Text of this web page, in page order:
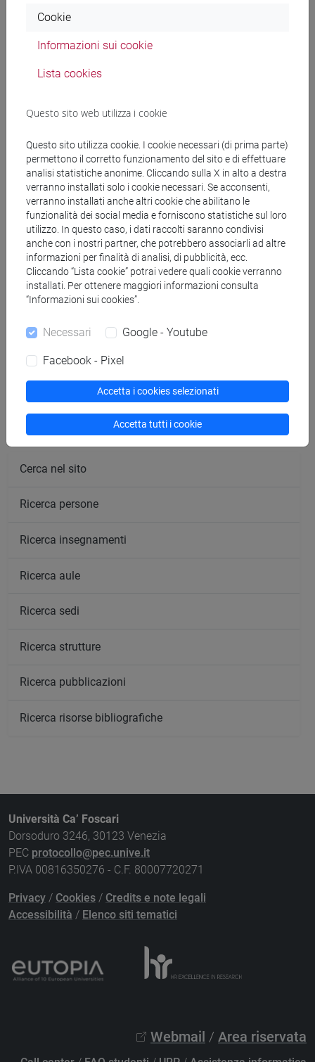
Docenti e corsi di laurea
Programma
Copia questo URL per importare gli orari nel tuo Google
Calendar:
https://www.unive.it/data/ajax/Didattica/generaics?
cache=-1&afid=577911
Orario settimanale
Calendario lezioni
Cerca nel sito
Ricerca persone
Ricerca insegnamenti
Ricerca aule
Ricerca sedi
Ricerca strutture
Ricerca pubblicazioni
Ricerca risorse bibliografiche
Università Ca’ Foscari
Dorsoduro 3246, 30123 Venezia
PEC protocollo@pec.unive.it
P.IVA 00816350276 - C.F. 80007720271
Privacy / Cookies / Credits e note legali
Accessibilità / Elenco siti tematici
Webmail / Area riservata
Cookie
Informazioni sui cookie
Lista cookies
Questo sito web utilizza i cookie
Questo sito utilizza cookie. I cookie necessari (di prima parte)
permettono il corretto funzionamento del sito e di effettuare
analisi statistiche anonime. Cliccando sulla X in alto a destra
verranno installati solo i cookie necessari. Se acconsenti,
verranno installati anche altri cookie che abilitano le
funzionalità dei social media e forniscono statistiche sul loro
utilizzo. In questo caso, i dati raccolti saranno condivisi
anche con i nostri partner, che potrebbero associarli ad altre
informazioni per finalità di analisi, di pubblicità, ecc.
Cliccando “Lista cookie” potrai vedere quali cookie verranno
installati. Per ottenere maggiori informazioni consulta
“Informazioni sui cookies”.
Necessari Google - Youtube
Facebook - Pixel
Accetta i cookies selezionati
Accetta tutti i cookie